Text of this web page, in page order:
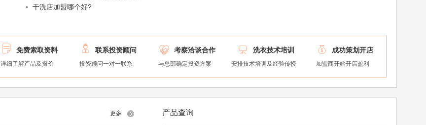
干洗店加盟哪个好?
 免费索取资料
详细了解产品及报价
 联系投资顾问
投资顾问一对一联系
 考察洽谈合作
与总部确定投资方案
 洗衣技术培训
安排技术培训及经验传授
 成功策划开店
加盟商开始开店盈利
更多 产品查询